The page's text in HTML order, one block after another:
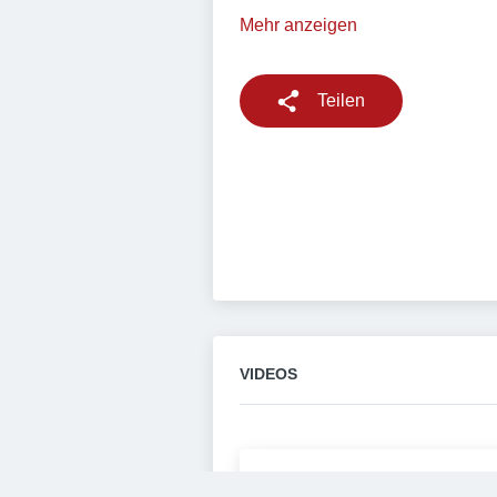
Mehr anzeigen
Teilen
VIDEOS